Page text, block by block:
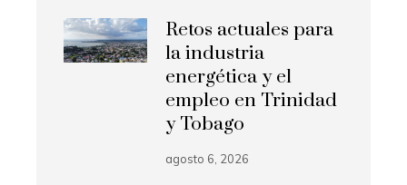
Retos actuales para
la industria
energética y el
empleo en Trinidad
y Tobago
agosto 6, 2026